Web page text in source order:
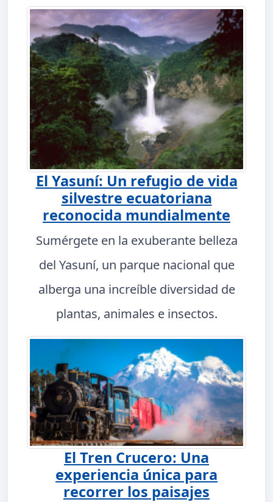
El Yasuní: Un refugio de vida
silvestre ecuatoriana
reconocida mundialmente
Sumérgete en la exuberante belleza
del Yasuní, un parque nacional que
alberga una increíble diversidad de
plantas, animales e insectos.
El Tren Crucero: Una
experiencia única para
recorrer los paisajes